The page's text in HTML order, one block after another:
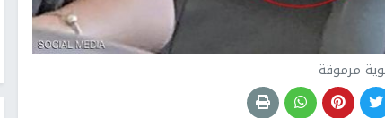
مرموقة